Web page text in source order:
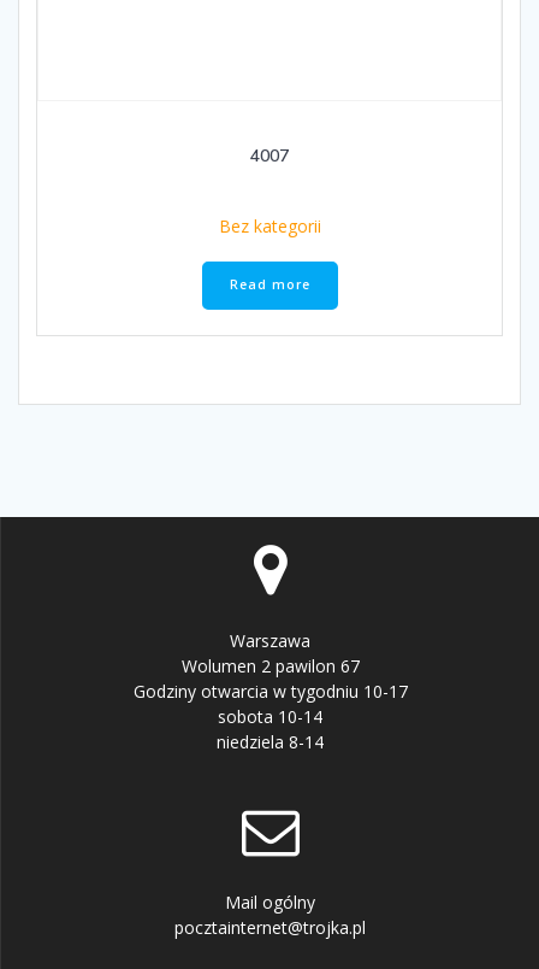
4007
Bez kategorii
Read more
Warszawa
Wolumen 2 pawilon 67
Godziny otwarcia w tygodniu 10-17
sobota 10-14
niedziela 8-14
Mail ogólny
pocztainternet@trojka.pl